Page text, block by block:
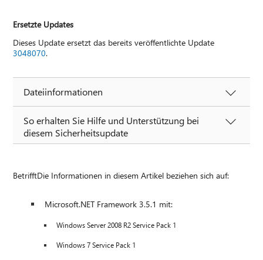
Ersetzte Updates
Dieses Update ersetzt das bereits veröffentlichte Update
3048070.
Dateiinformationen
So erhalten Sie Hilfe und Unterstützung bei
diesem Sicherheitsupdate
BetrifftDie Informationen in diesem Artikel beziehen sich auf:
Microsoft.NET Framework 3.5.1 mit:
Windows Server 2008 R2 Service Pack 1
Windows 7 Service Pack 1